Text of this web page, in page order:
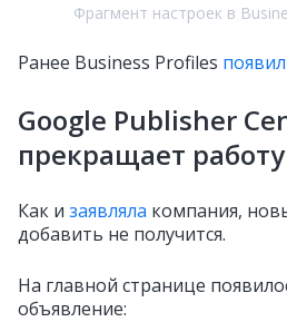
Фрагмент настроек в
Ранее Business Profiles
Google Publisher
прекращает работу
Как и заявляла компания,
добавить не получится.
На главной странице
объявление: